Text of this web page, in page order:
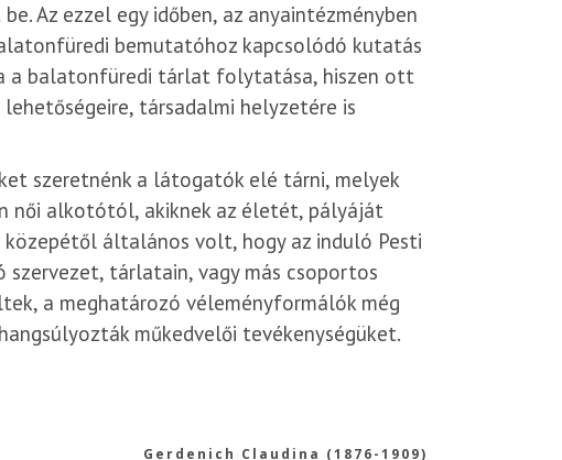
Az ezzel egy időben, az anyaintézményben
bemutatóhoz kapcsolódó kutatás
a balatonfüredi tárlat folytatása, hiszen ott
társadalmi helyzetére is
szeretnénk a látogatók elé tárni, melyek
női alkotótól, akiknek az életét, pályáját
általános volt, hogy az induló Pesti
tárlatain, vagy más csoportos
a meghatározó véleményformálók még
műkedvelői tevékenységüket.
Gerdenich Claudina (1876-1909)